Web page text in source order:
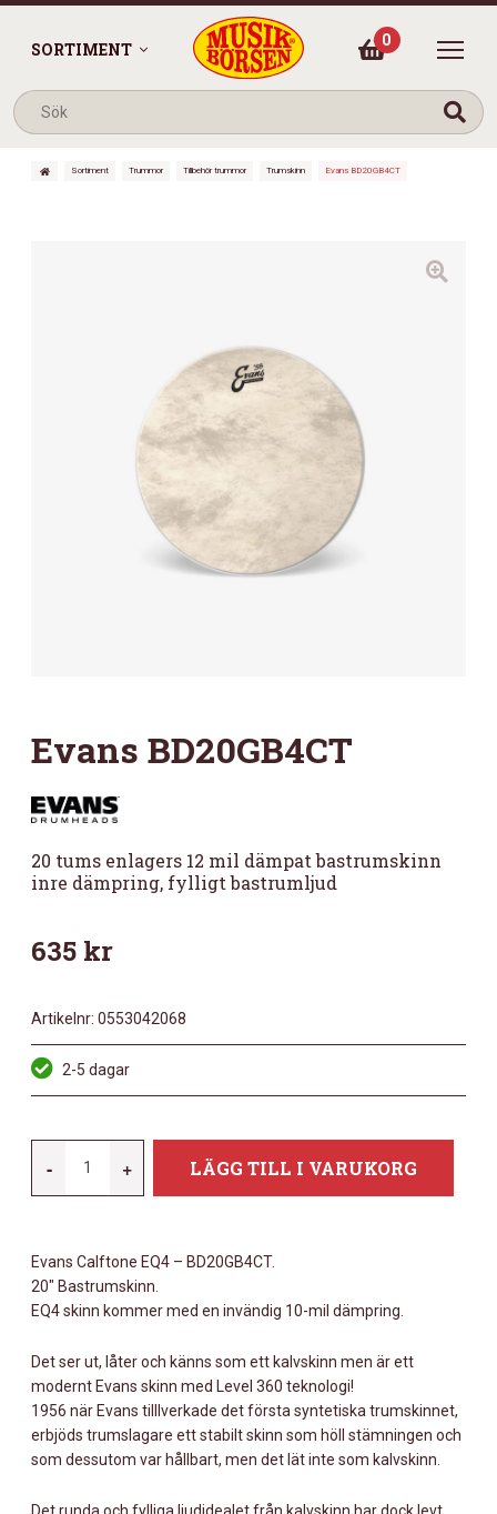
SORTIMENT 0
Sortiment Trummor Tillbehör trummor Trumskinn Evans BD20GB4CT
Evans BD20GB4CT
20 tums enlagers 12 mil dämpat bastrumskinn
inre dämpring, fylligt bastrumljud
635 kr
Artikelnr: 0553042068
2-5 dagar
-
BD20GB4CT
+ LÄGG TILL I VARUKORG
Evans Calftone EQ4 – BD20GB4CT.
20″ Bastrumskinn.
EQ4 skinn kommer med en invändig 10-mil dämpring.
Det ser ut, låter och känns som ett kalvskinn men är ett
modernt Evans skinn med Level 360 teknologi!
1956 när Evans tilllverkade det första syntetiska trumskinnet,
erbjöds trumslagare ett stabilt skinn som höll stämningen och
som dessutom var hållbart, men det lät inte som kalvskinn.
Det runda och fylliga ljudidealet från kalvskinn har dock levt